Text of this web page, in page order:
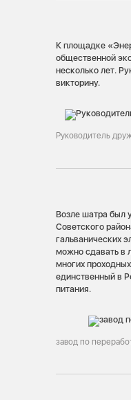
К площадке
общественной
несколько лет.
викторину.
Руководитель
Возле шатра был
Советского
гальванических
можно сдавать в
многих
единственный в
питания.
завод по